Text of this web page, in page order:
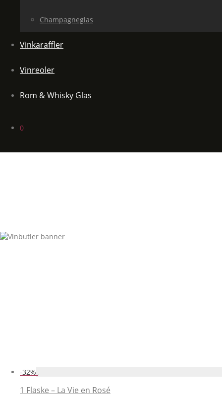
Champagneglas
Vinkaraffler
Vinreoler
Rom & Whisky Glas
0
-32%
1 Flaske – La Vie en Rosé